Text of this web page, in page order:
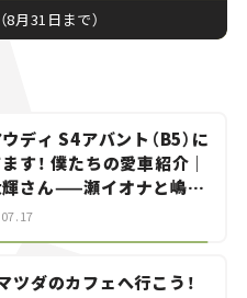
8月31日まで）
ディ S4アバント（B5）に
す！ 僕たちの愛車紹介｜
さん——瀬イオナと嶋田
クルマでざっくばらんば
＃20
ツダのカフェへ行こう！